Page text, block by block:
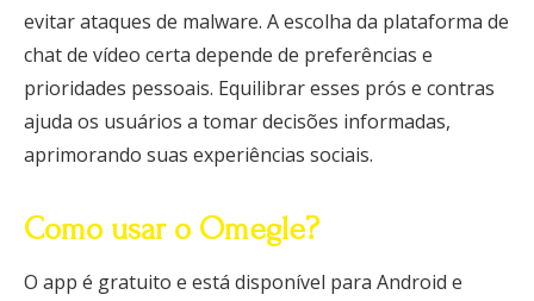
evitar ataques de malware. A escolha da plataforma de
chat de vídeo certa depende de preferências e
prioridades pessoais. Equilibrar esses prós e contras
ajuda os usuários a tomar decisões informadas,
aprimorando suas experiências sociais.
Como usar o Omegle?
O app é gratuito e está disponível para Android e